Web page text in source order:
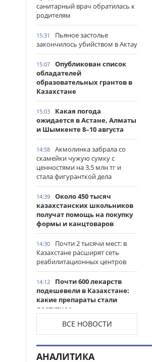
санитарный врач обратилась к
родителям
15:31
Пьяное застолье
закончилось убийством в Актау
15:07
Опубликован список
обладателей
образовательных грантов в
Казахстане
15:03
Какая погода
ожидается в Астане, Алматы
и Шымкенте 8–10 августа
14:58
Акмолинка забрала со
скамейки чужую сумку с
ценностями на 3,5 млн тг и
стала фигуранткой дела
14:39
Около 450 тысяч
казахстанских школьников
получат помощь на покупку
формы и канцтоваров
14:30
Почти 2 тысячи мест: в
Казахстане расширят сеть
реабилитационных центров
14:12
Почти 600 лекарств
подешевели в Казахстане:
какие препараты стали
доступнее
Казахстанские
таеквондисты завоевали
четыре медали на турнире в
Индонезии
ВСЕ НОВОСТИ
АНАЛИТИКА